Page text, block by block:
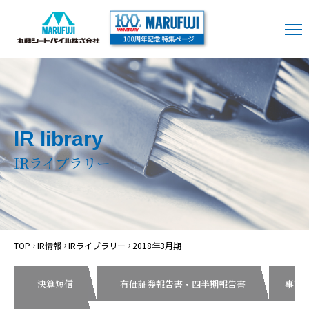
IR library
IRライブラリー
TOP IR情報 IRライブラリー 2018年3月期
決算短信 有価証券報告書・四半期報告書 事業